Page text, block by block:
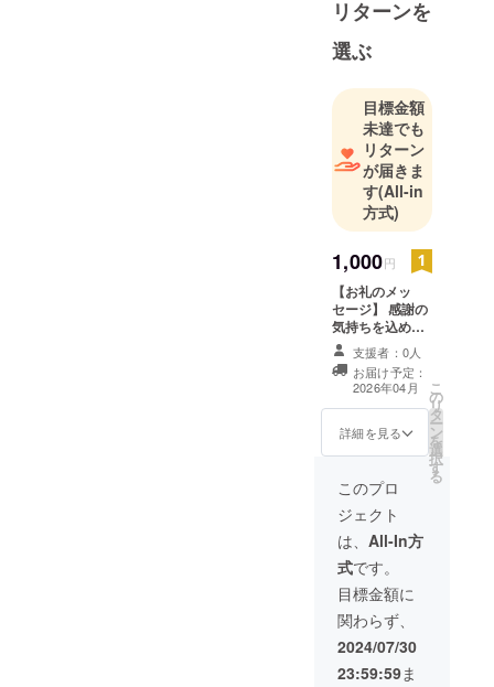
リターンを
選ぶ
目標金額
未達でも
リターン
が届きま
す(All-in
方式)
1,000円
【お礼のメッ
セージ】 感謝の
気持ちを込め
て、お礼のメッ
セージをお送り
します。
支援者：0人
お届け予定：
2026年04月
詳細を見る
こ
の
リ
タ
ー
ン
を
選
択
す
る
このプロ
ジェクト
は、 All-In方
式です。
目標金額に
関わらず、
2024/07/30
23:59:59ま